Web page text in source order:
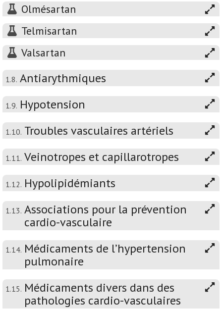
Olmésartan
Telmisartan
Valsartan
1.8. Antiarythmiques
1.9. Hypotension
1.10. Troubles vasculaires artériels
1.11. Veinotropes et capillarotropes
1.12. Hypolipidémiants
1.13. Associations pour la prévention
cardio-vasculaire
1.14. Médicaments de l’hypertension
pulmonaire
1.15. Médicaments divers dans des
pathologies cardio-vasculaires